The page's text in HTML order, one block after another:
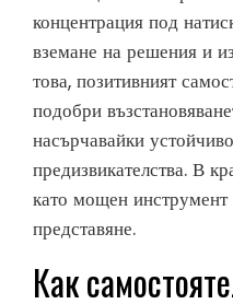
концентрация под
вземане на решения и
това, позитивният
подобри
насърчавайки
предизвикателства. В
като мощен инструмент
представяне.
Как